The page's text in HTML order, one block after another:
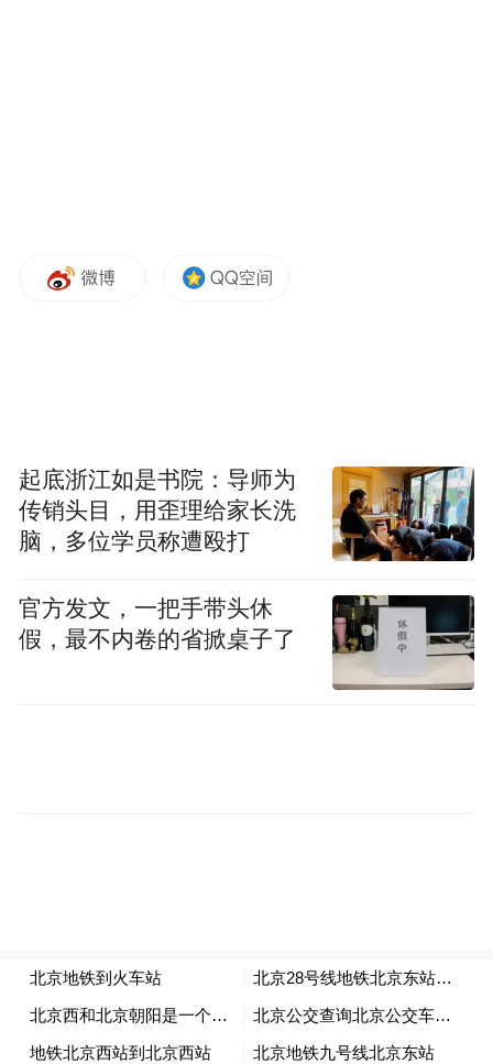
博士阶段，我有幸了解到柴继杰老师的研
者可能会面临时间贫困等问题。你个人有这
样的困惑吗？
黄诗嘉：
目前我的时间管理还可以，可能因
为我还未婚且单身。不过，随着年龄的增
长，我认识到女性可能会更多地面临时间贫
黄诗嘉：我认为关键是坚持自己内心追求的
东西，坚定决心，并寻求朋友或学校的支持
起底浙江如是书院：导师为
传销头目，用歪理给家长洗
脑，多位学员称遭殴打
官方发文，一把手带头休
假，最不内卷的省掀桌子了